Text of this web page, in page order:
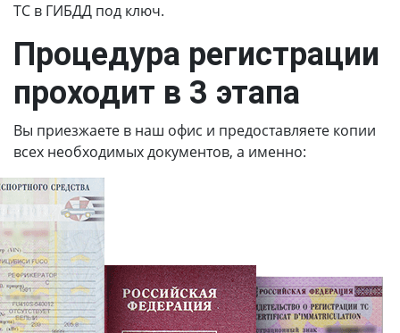
ТС в ГИБДД под ключ.
Процедура регистрации
проходит в 3 этапа
Вы приезжаете в наш офис и предоставляете копии
всех необходимых документов, а именно: